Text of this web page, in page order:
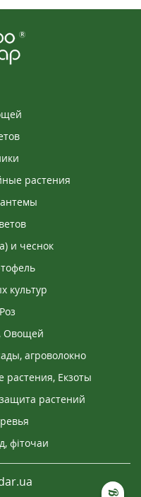
растения
и чеснок
культур
Овощей
агроволокно
Екзоты
растений
фіточаи